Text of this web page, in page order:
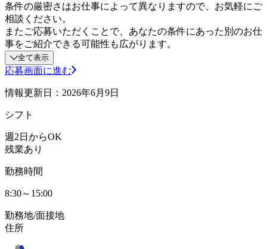
条件の厳密さはお仕事によって異なりますので、お気軽にご
相談ください。
またご応募いただくことで、あなたの条件にあった別のお仕
事をご紹介できる可能性も広がります。
全て表示
応募画面に進む
情報更新日：2026年6月9日
シフト
週2日からOK
残業あり
勤務時間
8:30～15:00
勤務地/面接地
住所